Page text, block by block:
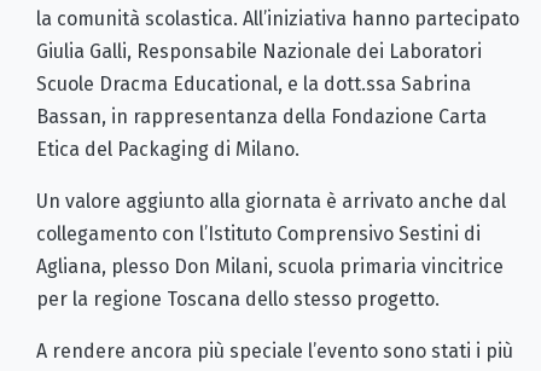
la comunità scolastica. All’iniziativa hanno partecipato
Giulia Galli, Responsabile Nazionale dei Laboratori
Scuole Dracma Educational, e la dott.ssa Sabrina
Bassan, in rappresentanza della Fondazione Carta
Etica del Packaging di Milano.
Un valore aggiunto alla giornata è arrivato anche dal
collegamento con l’Istituto Comprensivo Sestini di
Agliana, plesso Don Milani, scuola primaria vincitrice
per la regione Toscana dello stesso progetto.
A rendere ancora più speciale l’evento sono stati i più